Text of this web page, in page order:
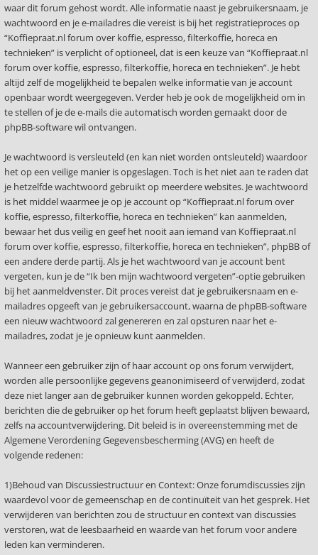
waar dit forum gehost wordt. Alle informatie naast je gebruikersnaam, je
wachtwoord en je e-mailadres die vereist is bij het registratieproces op
“Koffiepraat.nl forum over koffie, espresso, filterkoffie, horeca en
technieken” is verplicht of optioneel, dat is een keuze van “Koffiepraat.nl
forum over koffie, espresso, filterkoffie, horeca en technieken”. Je hebt
altijd zelf de mogelijkheid te bepalen welke informatie van je account
openbaar wordt weergegeven. Verder heb je ook de mogelijkheid om in
te stellen of je de e-mails die automatisch worden gemaakt door de
phpBB-software wil ontvangen.
Je wachtwoord is versleuteld (en kan niet worden ontsleuteld) waardoor
het op een veilige manier is opgeslagen. Toch is het niet aan te raden dat
je hetzelfde wachtwoord gebruikt op meerdere websites. Je wachtwoord
is het middel waarmee je op je account op “Koffiepraat.nl forum over
koffie, espresso, filterkoffie, horeca en technieken” kan aanmelden,
bewaar het dus veilig en geef het nooit aan iemand van Koffiepraat.nl
forum over koffie, espresso, filterkoffie, horeca en technieken”, phpBB of
een andere derde partij. Als je het wachtwoord van je account bent
vergeten, kun je de “Ik ben mijn wachtwoord vergeten”-optie gebruiken
bij het aanmeldvenster. Dit proces vereist dat je gebruikersnaam en e-
mailadres opgeeft van je gebruikersaccount, waarna de phpBB-software
een nieuw wachtwoord zal genereren en zal opsturen naar het e-
mailadres, zodat je je opnieuw kunt aanmelden.
Wanneer een gebruiker zijn of haar account op ons forum verwijdert,
worden alle persoonlijke gegevens geanonimiseerd of verwijderd, zodat
deze niet langer aan de gebruiker kunnen worden gekoppeld. Echter,
berichten die de gebruiker op het forum heeft geplaatst blijven bewaard,
zelfs na accountverwijdering. Dit beleid is in overeenstemming met de
Algemene Verordening Gegevensbescherming (AVG) en heeft de
volgende redenen:
1)Behoud van Discussiestructuur en Context: Onze forumdiscussies zijn
waardevol voor de gemeenschap en de continuïteit van het gesprek. Het
verwijderen van berichten zou de structuur en context van discussies
verstoren, wat de leesbaarheid en waarde van het forum voor andere
leden kan verminderen.